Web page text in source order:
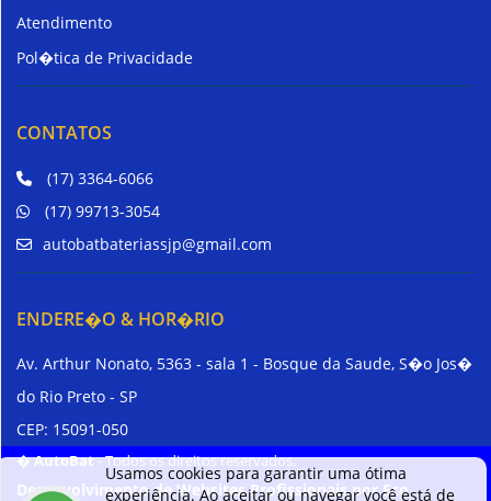
Atendimento
Pol�tica de Privacidade
CONTATOS
(17) 3364-6066
(17) 99713-3054
autobatbateriassjp@gmail.com
ENDERE�O & HOR�RIO
Av. Arthur Nonato, 5363 - sala 1 - Bosque da Saude, S�o Jos�
do Rio Preto - SP
CEP: 15091-050
�AutoBat- Todos os direitos reservados.
Desenvolvimento de Websites Profissionais por Eco
Usamos cookies para garantir uma ótima
experiência. Ao aceitar ou navegar você está de